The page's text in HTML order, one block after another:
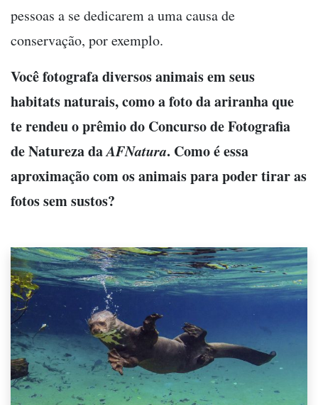
pessoas a se dedicarem a uma causa de
conservação, por exemplo.
Você fotografa diversos animais em seus
habitats naturais, como a foto da ariranha que
te rendeu o prêmio do Concurso de Fotografia
de Natureza daAFNatura. Como é essa
aproximação com os animais para poder tirar as
fotos sem sustos?